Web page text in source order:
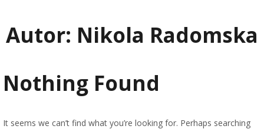
Autor: Nikola Radomska
Nothing Found
It seems we can’t find what you’re looking for. Perhaps searching